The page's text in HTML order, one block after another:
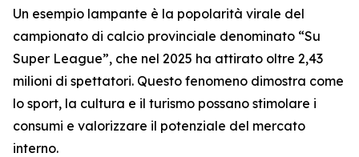
Un esempio lampante è la popolarità virale del
campionato di calcio provinciale denominato “Su
Super League”, che nel 2025 ha attirato oltre 2,43
milioni di spettatori. Questo fenomeno dimostra come
lo sport, la cultura e il turismo possano stimolare i
consumi e valorizzare il potenziale del mercato
interno.